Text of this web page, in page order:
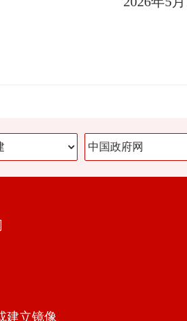
建立镜像